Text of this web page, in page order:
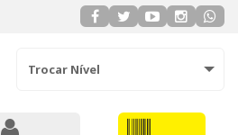
Trocar Nível